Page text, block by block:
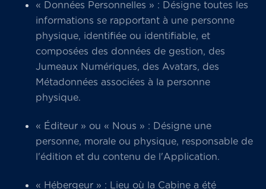
« Données Personnelles » : Désigne toutes les
informations se rapportant à une personne
physique, identifiée ou identifiable, et
composées des données de gestion, des
Jumeaux Numériques, des Avatars, des
Métadonnées associées à la personne
physique.
« Éditeur » ou « Nous » : Désigne une
personne, morale ou physique, responsable de
l'édition et du contenu de l'Application.
« Hébergeur » : Lieu où la Cabine a été